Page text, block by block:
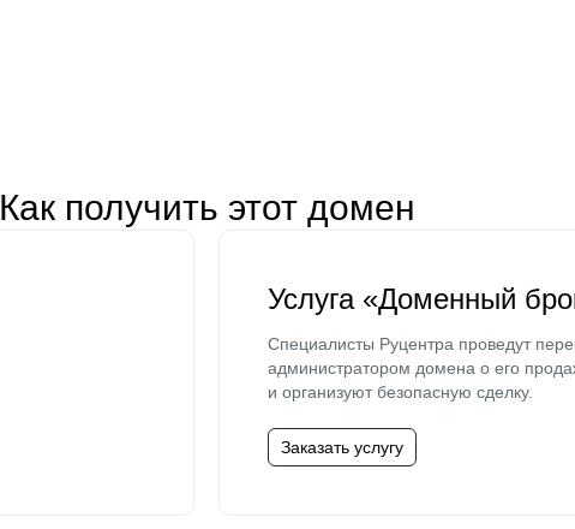
Как получить этот домен
Услуга «Доменный
Специалисты Руцентра проведут
администратором домена о его
и организуют безопасную сделку.
Заказать услугу